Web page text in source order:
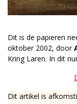
Dit is de papieren
oktober 2002, door
Kring Laren. In dit
Dit artikel is